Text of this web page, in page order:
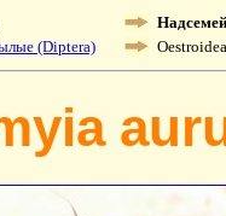
(Diptera) Oestroidea